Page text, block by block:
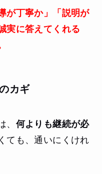
が丁寧か」「説明が
実に答えてくれる
カギ
、 何よりも継続が必
ても、通いにくけれ